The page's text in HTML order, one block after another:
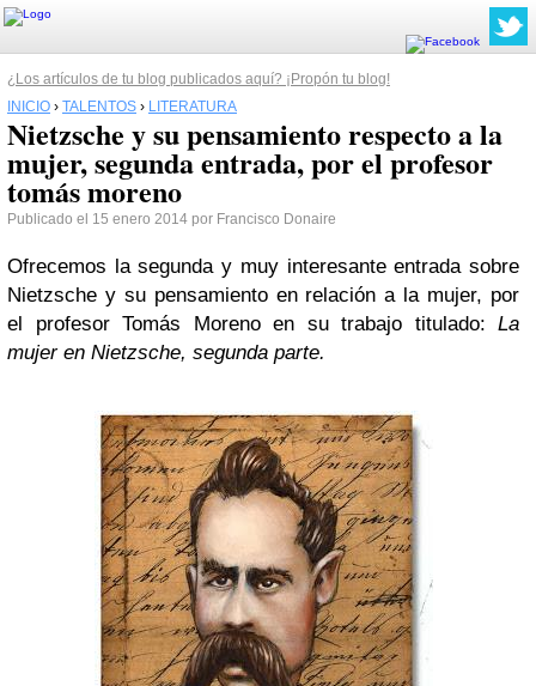
¿Los artículos de tu blog publicados aquí? ¡Propón tu blog!
INICIO › TALENTOS › LITERATURA
Nietzsche y su pensamiento respecto a la
mujer, segunda entrada, por el profesor
tomás moreno
Publicado el 15 enero 2014 por Francisco Donaire
Ofrecemos la segunda y muy interesante entrada sobre
Nietzsche y su pensamiento en relación a la mujer, por
el profesor Tomás Moreno en su trabajo titulado: La
mujer en Nietzsche, segunda parte.